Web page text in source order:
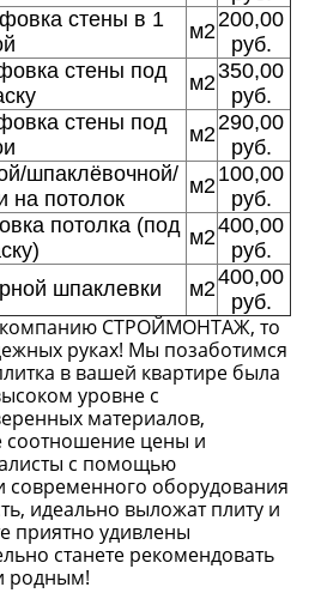
стены в 1
м2200,00
руб.
стены под
м2350,00
руб.
стены под
м2290,00
руб.
шпаклёвочной/
на потолок
м2100,00
руб.
потолка (под м2400,00
руб.
шпаклевки
м2400,00
руб.
компанию СТРОЙМОНТАЖ, то
руках! Мы позаботимся
в вашей квартире была
уровне с
материалов,
цены и
с помощью
современного оборудования
идеально выложат плиту и
приятно удивлены
станете рекомендовать
родным!